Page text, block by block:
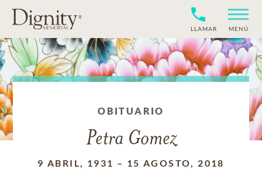
LLAMAR MENÚ
OBITUARIO
Petra Gomez
9 ABRIL, 1931 – 15 AGOSTO, 2018